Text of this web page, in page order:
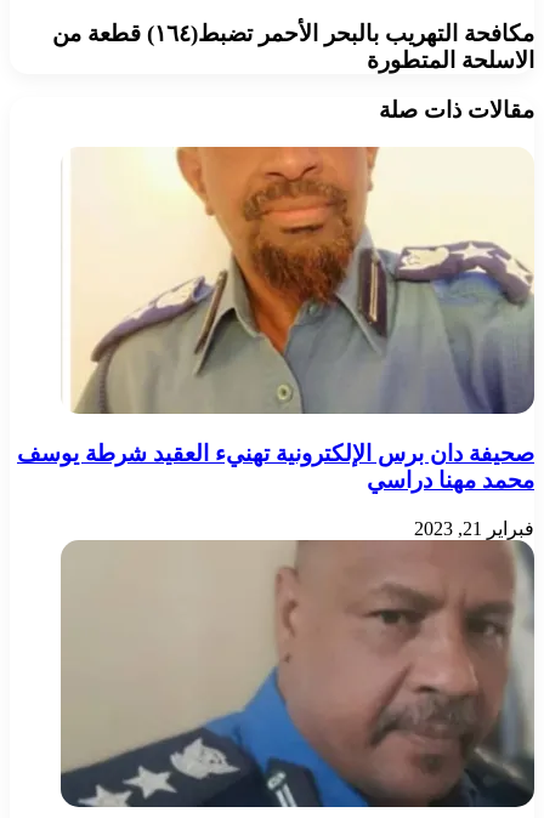
مكافحة التهريب بالبحر الأحمر تضبط(١٦٤) قطعة من
الاسلحة المتطورة
مقالات ذات صلة
صحيفة دان برس الإلكترونية تهنيء العقيد شرطة يوسف
محمد مهنا دراسي
فبراير 21, 2023